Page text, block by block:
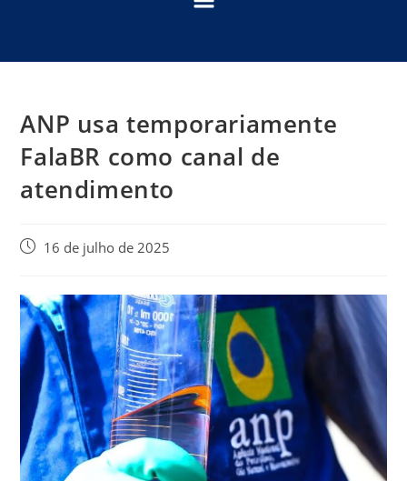
ANP usa temporariamente
FalaBR como canal de
atendimento
16 de julho de 2025